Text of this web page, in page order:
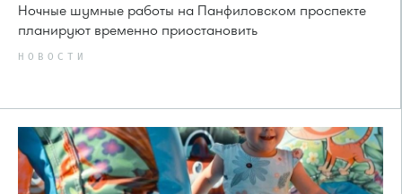
Ночные шумные работы на Панфиловском проспекте
планируют временно приостановить
НОВОСТИ